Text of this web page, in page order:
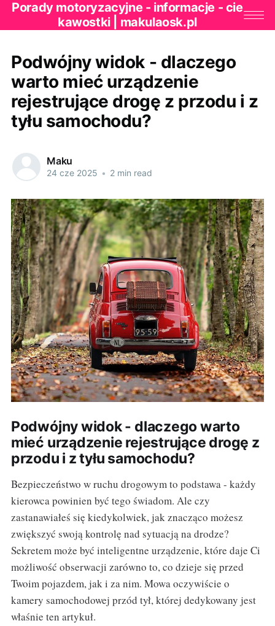
Porady motoryzacyjne - informacje - cie
kawostki | makulaosk.pl
Podwójny widok - dlaczego
warto mieć urządzenie
rejestrujące drogę z przodu i z
tyłu samochodu?
Maku
24 cze 2025 • 2 min read
Podwójny widok - dlaczego warto
mieć urządzenie rejestrujące drogę z
przodu i z tyłu samochodu?
Bezpieczeństwo w ruchu drogowym to podstawa - każdy
kierowca powinien być tego świadom. Ale czy
zastanawiałeś się kiedykolwiek, jak znacząco możesz
zwiększyć swoją kontrolę nad sytuacją na drodze?
Sekretem może być inteligentne urządzenie, które daje Ci
możliwość obserwacji zarówno to, co dzieje się przed
Twoim pojazdem, jak i za nim. Mowa oczywiście o
kamery samochodowej przód tył, której dedykowany jest
właśnie ten artykuł.